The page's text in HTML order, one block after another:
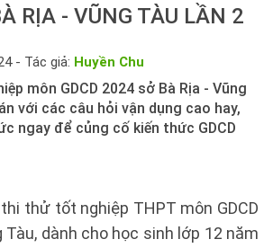
RỊA - VŨNG TÀU LẦN 2
- Tác giả: Huyền Chu
môn GDCD 2024 sở Bà Rịa - Vũng
với các câu hỏi vận dụng cao hay,
ngay để củng cố kiến thức GDCD
thử tốt nghiệp THPT môn GDCD
Tàu, dành cho học sinh lớp 12 năm